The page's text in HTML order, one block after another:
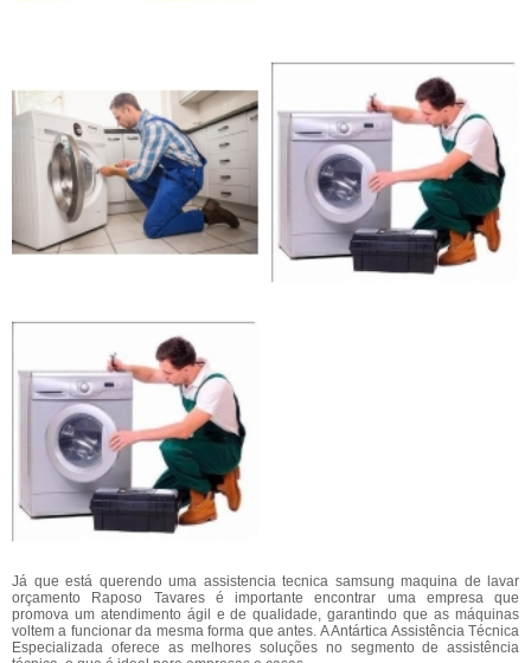
Já que está querendo uma assistencia tecnica samsung maquina de lavar
orçamento Raposo Tavares é importante encontrar uma empresa que
promova um atendimento ágil e de qualidade, garantindo que as máquinas
voltem a funcionar da mesma forma que antes. A Antártica Assistência Técnica
Especializada oferece as melhores soluções no segmento de assistência